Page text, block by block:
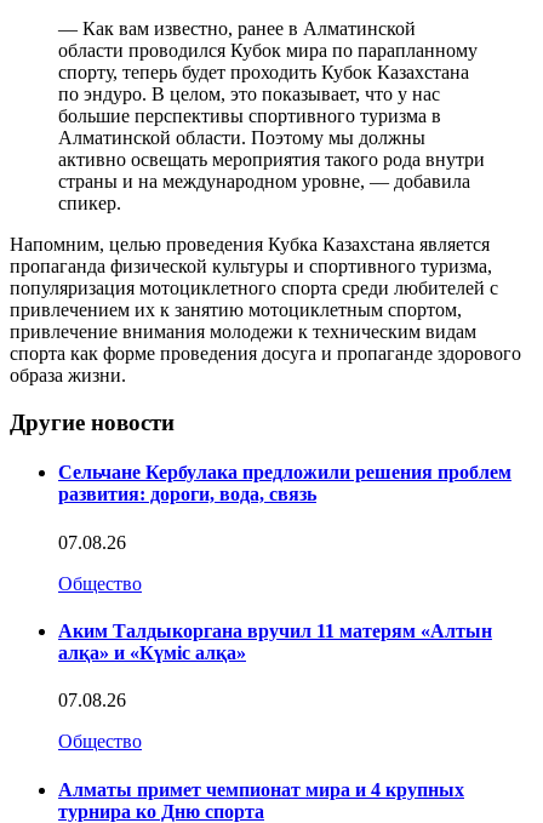
— Как вам известно, ранее в Алматинской
области проводился Кубок мира по парапланному
спорту, теперь будет проходить Кубок Казахстана
по эндуро. В целом, это показывает, что у нас
большие перспективы спортивного туризма в
Алматинской области. Поэтому мы должны
активно освещать мероприятия такого рода внутри
страны и на международном уровне, — добавила
спикер.
Напомним, целью проведения Кубка Казахстана является
пропаганда физической культуры и спортивного туризма,
популяризация мотоциклетного спорта среди любителей с
привлечением их к занятию мотоциклетным спортом,
привлечение внимания молодежи к техническим видам
спорта как форме проведения досуга и пропаганде здорового
образа жизни.
Другие новости
Сельчане Кербулака предложили решения проблем
развития: дороги, вода, связь
07.08.26
Общество
Аким Талдыкоргана вручил 11 матерям «Алтын
алқа» и «Күміс алқа»
07.08.26
Общество
Алматы примет чемпионат мира и 4 крупных
турнира ко Дню спорта